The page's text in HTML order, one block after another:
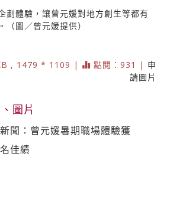
劃體驗，讓曾元媛對地方創生等都有
（圖／曾元媛提供）
, 1479 * 1109 | 點閱：931 | 申
請圖片
圖片
聞：曾元媛暑期職場體驗獲
佳績